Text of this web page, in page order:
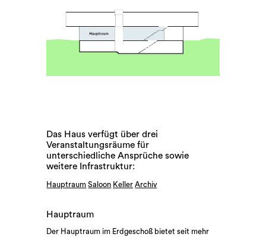
Das Haus verfügt über drei
Veranstaltungsräume für
unterschiedliche Ansprüche sowie
weitere Infrastruktur:
Hauptraum Saloon Keller Archiv
Hauptraum
Der Hauptraum im Erdgeschoß bietet seit mehr